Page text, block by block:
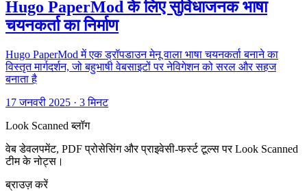
Hugo PaperMod के लिए सुविधाजनक भाषा
चयनकर्ता का निर्माण
Hugo PaperMod में एक ड्रॉपडाउन मेनू वाला भाषा चयनकर्ता बनाने का
विस्तृत मार्गदर्शन, जो बहुभाषी वेबसाइटों पर नेविगेशन को सरल और सहज
बनाता है
17 जनवरी 2025 · 3 मिनट
Look Scanned ब्लॉग
वेब डेवलपमेंट, PDF प्रोसेसिंग और प्राइवेसी-फर्स्ट टूल्स पर Look Scanned
टीम के नोट्स।
ब्राउज़ करें